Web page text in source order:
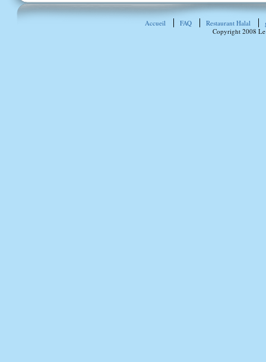
Accueil FAQ Restaurant Halal
Copyright 2008